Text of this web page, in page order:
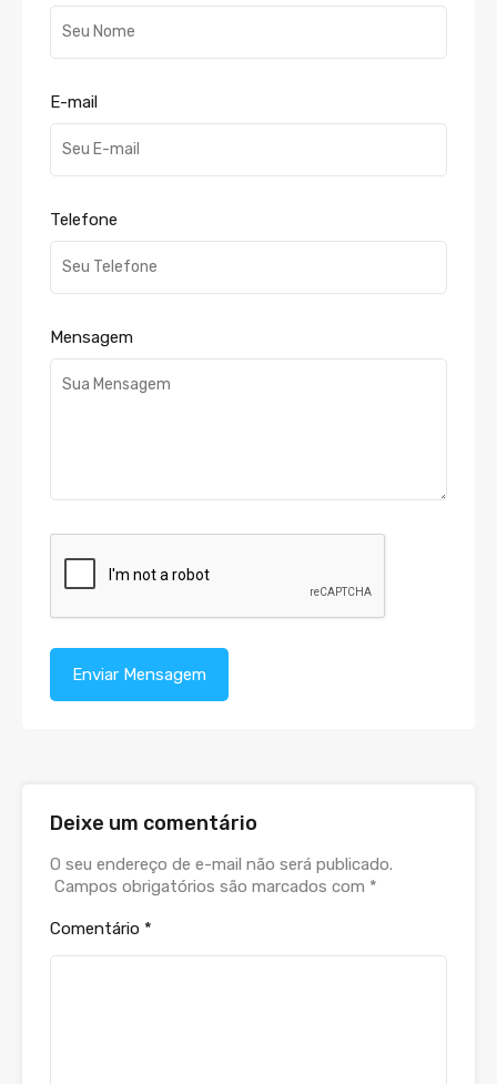
E-mail
Telefone
Mensagem
Deixe um comentário
O seu endereço de e-mail não será publicado.
Campos obrigatórios são marcados com *
Comentário *